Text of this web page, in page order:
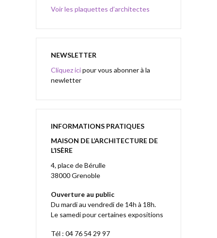
Voir les plaquettes d’architectes
NEWSLETTER
Cliquez icipour vous abonner à la
newletter
INFORMATIONS PRATIQUES
MAISON DE L’ARCHITECTURE DE
L’ISÈRE
4, place de Bérulle
38000 Grenoble
Ouverture au public
Du mardi au vendredi de 14h à 18h.
Le samedi pour certaines expositions
Tél : 04 76 54 29 97